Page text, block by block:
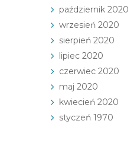
październik 2020
wrzesień 2020
sierpień 2020
lipiec 2020
czerwiec 2020
maj 2020
kwiecień 2020
styczeń 1970